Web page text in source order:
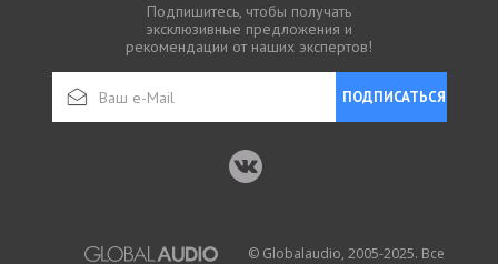
Подпишитесь, чтобы получать
эксклюзивные предложения и
рекомендации от наших экспертов!
ПОДПИСАТЬСЯ
© Globalaudio, 2005-2025. Все